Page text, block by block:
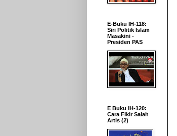
E-Buku IH-118:
Siri Politik Islam
Masakini -
Presiden PAS
E Buku IH-120:
Cara Fikir Salah
Artis (2)